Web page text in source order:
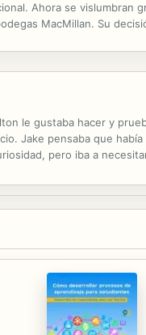
Ahora se vislumbran
MacMillan. Su
le gustaba hacer y
Jake pensaba que
pero iba a